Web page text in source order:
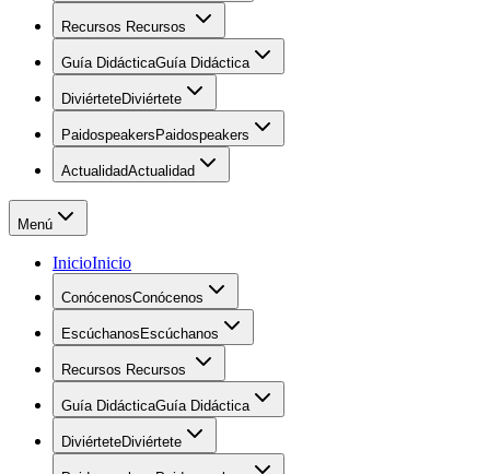
Recursos Recursos
Guía DidácticaGuía Didáctica
DiviérteteDiviértete
Paidospeakers Paidospeakers
ActualidadActualidad
Menú
InicioInicio
ConócenosConócenos
Escúchanos Escúchanos
Recursos Recursos
Guía DidácticaGuía Didáctica
DiviérteteDiviértete